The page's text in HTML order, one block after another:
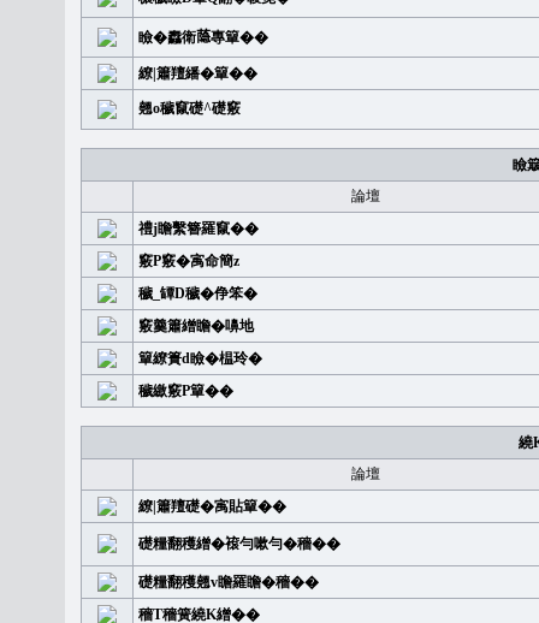
瞼�䆐衛𦻕專簞��
繚|簫羶繙�簞��
翹o穢竄礎^礎竅
瞼
論壇
禮j瞻繫簪羅竄��
竅P竅�㝢命簡z
穢_罈D穢�鿇笨�
竅羹簫繒瞻�嚊地
簞繚簣d瞼�榅玲�
穢繳竅P簞��
繞
論壇
繚|簫羶礎�㝢貼簞��
礎糧翻穫繒�䙛勻嗽勻�穡��
礎糧翻穫翹v瞻羅瞻�穡��
穡T穡簧繞K繒��